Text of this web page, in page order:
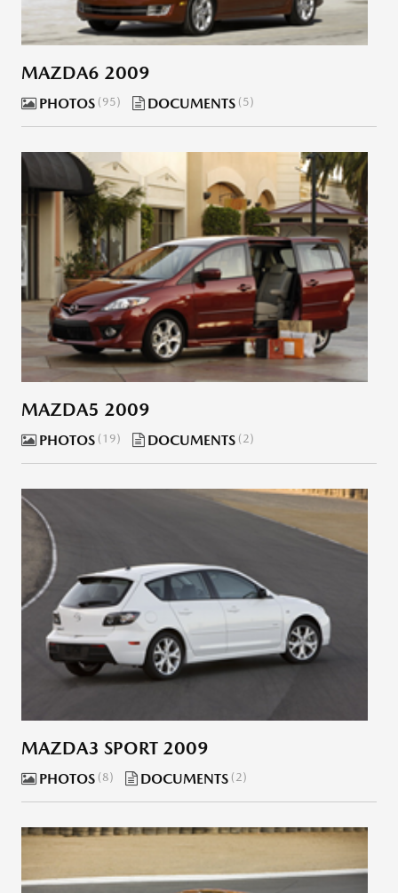
MAZDA6 2009
PHOTOS 95 DOCUMENTS 5
MAZDA5 2009
PHOTOS 19 DOCUMENTS 2
MAZDA3 SPORT 2009
PHOTOS 8 DOCUMENTS 2